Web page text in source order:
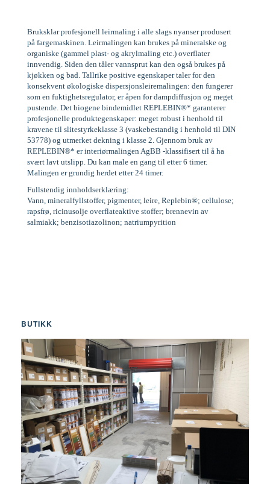
Bruksklar profesjonell leirmaling i alle slags nyanser produsert
på fargemaskinen. Leirmalingen kan brukes på mineralske og
organiske (gammel plast- og akrylmaling etc.) overflater
innvendig. Siden den tåler vannsprut kan den også brukes på
kjøkken og bad. Tallrike positive egenskaper taler for den
konsekvent økologiske dispersjonsleiremalingen: den fungerer
som en fuktighetsregulator, er åpen for dampdiffusjon og meget
pustende. Det biogene bindemidlet REPLEBIN®* garanterer
profesjonelle produktegenskaper: meget robust i henhold til
kravene til slitestyrkeklasse 3 (vaskebestandig i henhold til DIN
53778) og utmerket dekning i klasse 2. Gjennom bruk av
REPLEBIN®* er interiørmalingen AgBB -klassifisert til å ha
svært lavt utslipp. Du kan male en gang til etter 6 timer.
Malingen er grundig herdet etter 24 timer.
Fullstendig innholdserklæring:
Vann, mineralfyllstoffer, pigmenter, leire, Replebin®; cellulose;
rapsfrø, ricinusolje overflateaktive stoffer; brennevin av
salmiakk; benzisotiazolinon; natriumpyrition
BUTIKK